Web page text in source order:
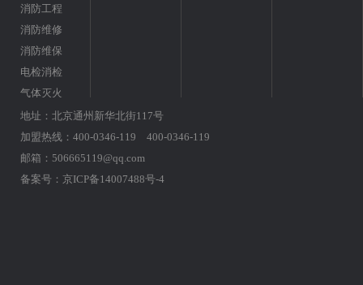
消防工程
消防维修
消防维保
电检消检
气体灭火
地址：北京通州新华北街117号
加盟热线：400-0346-119 400-0346-119
邮箱：506665119@qq.com
备案号： 京ICP备14007488号-4